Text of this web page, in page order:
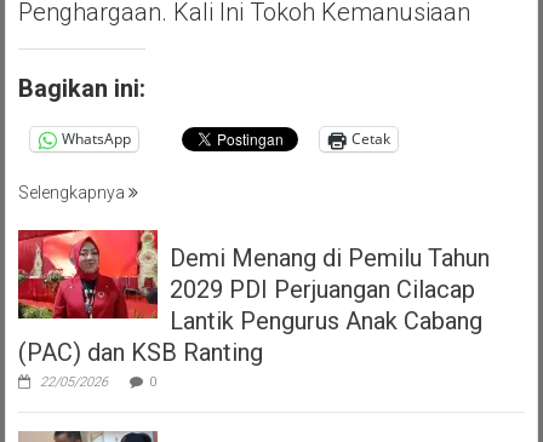
Penghargaan. Kali Ini Tokoh Kemanusiaan
Bagikan ini:
WhatsApp Cetak
Selengkapnya
Demi Menang di Pemilu Tahun
2029 PDI Perjuangan Cilacap
Lantik Pengurus Anak Cabang
(PAC) dan KSB Ranting
22/05/2026 0